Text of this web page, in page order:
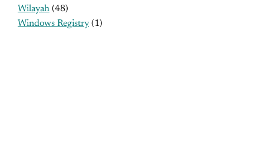
Wilayah (48)
Windows Registry (1)